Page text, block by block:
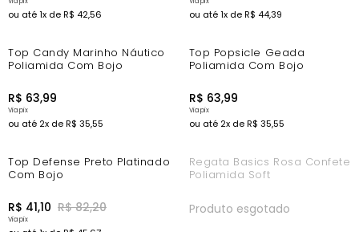
ou até1x deR$ 42,56 ou até1x deR$ 44,39
Top Candy Marinho Náutico
Poliamida Com Bojo
R$ 63,99
ou até 2x deR$ 35,55
Top Popsicle Geada
Poliamida Com Bojo
R$ 63,99
ou até 2x deR$ 35,55
-44%
Top Defense Preto Platinado
Com Bojo
R$ 41,10 R$ 82,20
Regata Basics Rosa Confete
Poliamida Soft
Produto esgotado